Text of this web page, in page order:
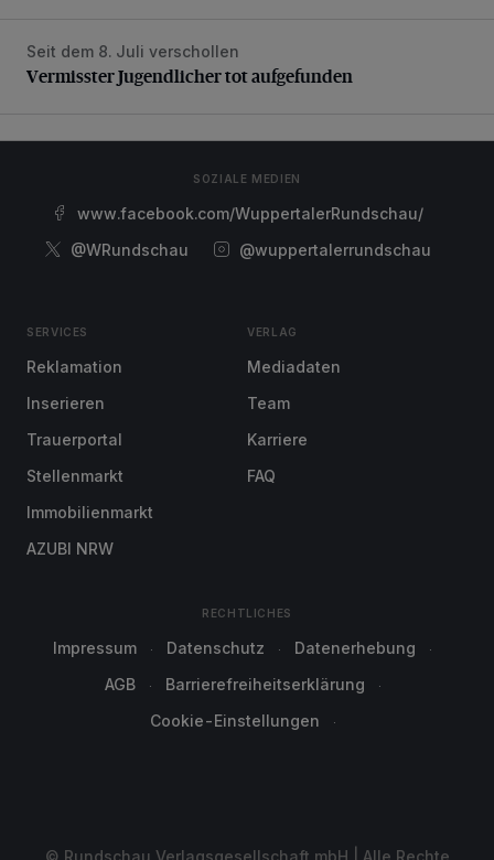
Vermisster Jugendlicher tot aufgefunden
Seit dem 8. Juli verschollen
Vermisster Jugendlicher tot aufgefunden
SOZIALE MEDIEN
www.facebook.com/WuppertalerRundschau/
@WRundschau
@wuppertalerrundschau
SERVICES
Reklamation
Inserieren
Trauerportal
Stellenmarkt
Immobilienmarkt
AZUBI NRW
VERLAG
Mediadaten
Team
Karriere
FAQ
RECHTLICHES
Impressum Datenschutz
Datenerhebung
AGB
Barrierefreiheitserklärung
Cookie-Einstellungen